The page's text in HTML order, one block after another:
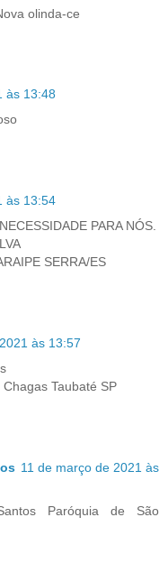
olinda-ce
às 13:48
às 13:54
PARA NÓS.
SERRA/ES
às 13:57
Taubaté SP
11 de março de 2021 às
Paróquia de São